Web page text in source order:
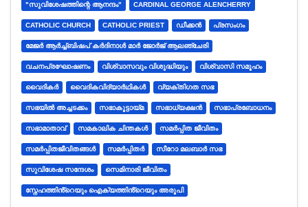
"സുവിശേഷത്തിന്റെ ആനന്ദം" CARDINAL GEORGE ALENCHERRY
CATHOLIC CHURCH CATHOLIC PRIEST ഡീക്കൻ പ്രസംഗം
മേജർ ആർച്ച്ബിഷപ് കർദിനാൾ മാർ ജോർജ് ആലഞ്ചേരി
വചനപ്രഘോഷണം വിശ്വാസവും വിശുദ്ധിയും വിശ്വാസി സമൂഹം
വൈദികർ വൈദികവിദ്യാർഥികൾ വ്യക്തിഗത സഭ
സഭയിൽ അച്ചടക്കം സഭാകൂട്ടായ്മ സഭാധ്യക്ഷന്‍ സഭാപ്രബോധനം
സഭാമാതാവ് സമകാലിക ചിന്തകൾ സമർപ്പിത ജീവിതം
സമർപ്പിതജീവിതങ്ങൾ സമർപ്പിതർ സീറോ മലബാര്‍ സഭ
സുവിശേഷ സന്ദേശം സെമിനാരി ജീവിതം
സ്നേഹത്തിൻ്റെയും ഐക്യത്തിൻ്റെയും അരൂപി